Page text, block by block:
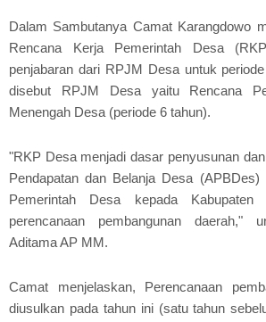
Dalam Sambutanya Camat Karangdowo
Rencana Kerja Pemerintah Desa
penjabaran dari RPJM Desa untuk
disebut RPJM Desa yaitu Rencana
Menengah Desa (periode 6 tahun).
"RKP Desa menjadi dasar penyusunan
Pendapatan dan Belanja Desa
Pemerintah Desa kepada Kabupaten
perencanaan pembangunan daerah,"
Aditama AP MM.
Camat menjelaskan, Perencanaan
diusulkan pada tahun ini (satu tahun